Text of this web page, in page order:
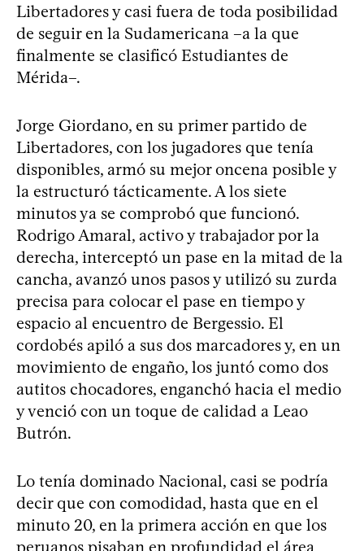
Libertadores y casi fuera de toda posibilidad
de seguir en la Sudamericana –a la que
finalmente se clasificó Estudiantes de
Mérida–.
Jorge Giordano, en su primer partido de
Libertadores, con los jugadores que tenía
disponibles, armó su mejor oncena posible y
la estructuró tácticamente. A los siete
minutos ya se comprobó que funcionó.
Rodrigo Amaral, activo y trabajador por la
derecha, interceptó un pase en la mitad de la
cancha, avanzó unos pasos y utilizó su zurda
precisa para colocar el pase en tiempo y
espacio al encuentro de Bergessio. El
cordobés apiló a sus dos marcadores y, en un
movimiento de engaño, los juntó como dos
autitos chocadores, enganchó hacia el medio
y venció con un toque de calidad a Leao
Butrón.
Lo tenía dominado Nacional, casi se podría
decir que con comodidad, hasta que en el
minuto 20, en la primera acción en que los
peruanos pisaban en profundidad el área